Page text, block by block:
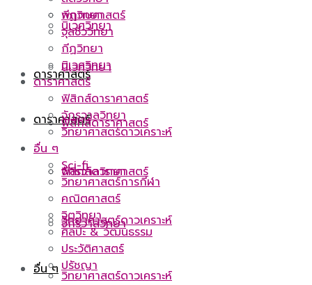
กีฏวิทยา
นิเวศวิทยา
ดาราศาสตร์
ฟิสิกส์ดาราศาสตร์
จักรวาลวิทยา
วิทยาศาสตร์ดาวเคราะห์
นิเวศวิทยา
ดาราศาสตร์
ฟิสิกส์ดาราศาสตร์
จักรวาลวิทยา
วิทยาศาสตร์ดาวเคราะห์
อื่น ๆ
พฤกษศาสตร์
จุลชีววิทยา
กีฏวิทยา
นิเวศวิทยา
ดาราศาสตร์
ฟิสิกส์ดาราศาสตร์
จักรวาลวิทยา
วิทยาศาสตร์ดาวเคราะห์
อื่น ๆ
Sci-fi
วิทยาศาสตร์การกีฬา
คณิตศาสตร์
จิตวิทยา
ศิลปะ & วัฒนธรรม
ประวัติศาสตร์
ปรัชญา